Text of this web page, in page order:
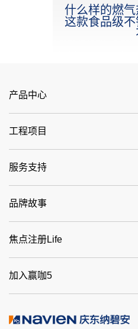
什么样的燃气
这款食品级
产品中心
工程项目
服务支持
品牌故事
焦点注册Life
加入赢咖5